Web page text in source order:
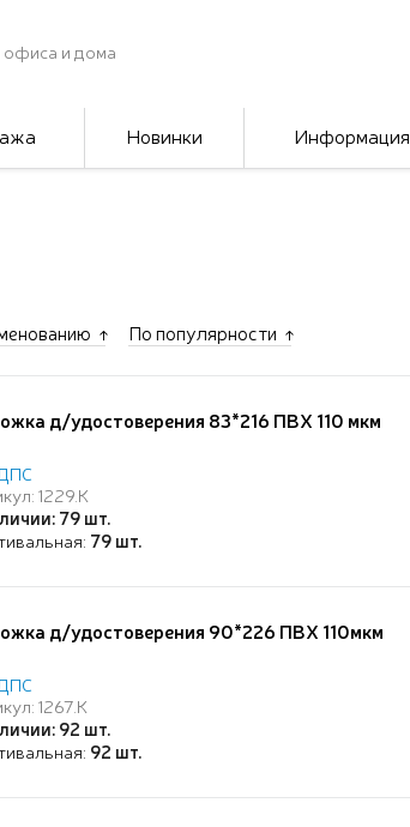
и дома
Новинки Информация
По популярности
д/удостоверения 83*216 ПВХ 110 мкм
1229.К
79 шт.
79 шт.
д/удостоверения 90*226 ПВХ 110мкм
1267.К
92 шт.
92 шт.